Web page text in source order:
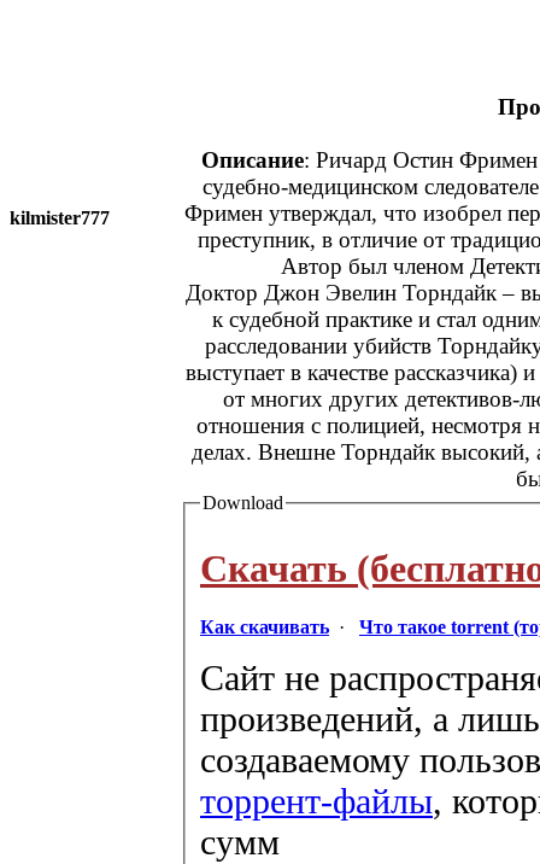
kilmister777
Описание: Ричард Остин Фримен
судебно-медицинском
Фримен утверждал, что изобрел
преступник, в отличие от
Автор был членом
Доктор Джон Эвелин Торндайк –
к судебной практике и стал
расследовании убийств
выступает в качестве
от многих других детективов-
отношения с полицией, несмотря
делах. Внешне Торндайк высокий,
Download
Скачать
Как скачивать · Что такое torrent
Сайт не
произведений, а
создаваемому
торрент-файлы,
сумм